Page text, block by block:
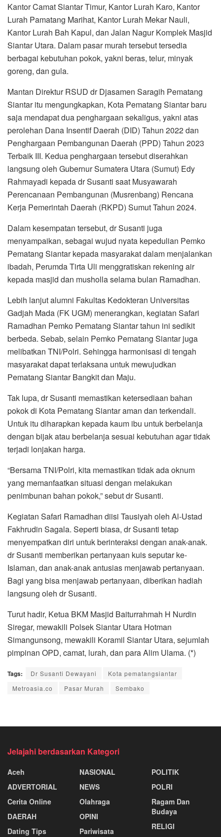
Kantor Camat Siantar Timur, Kantor Lurah Karo, Kantor
Lurah Pamatang Marihat, Kantor Lurah Mekar Nauli,
Kantor Lurah Bah Kapul, dan Jalan Nagur Komplek Masjid
Siantar Utara. Dalam pasar murah tersebut tersedia
berbagai kebutuhan pokok, yakni beras, telur, minyak
goreng, dan gula.
Mantan Direktur RSUD dr Djasamen Saragih Pematang
Siantar itu mengungkapkan, Kota Pematang Siantar baru
saja mendapat dua penghargaan sekaligus, yakni atas
perolehan Dana Insentif Daerah (DID) Tahun 2022 dan
Penghargaan Pembangunan Daerah (PPD) Tahun 2023
Terbaik III. Kedua penghargaan tersebut diserahkan
langsung oleh Gubernur Sumatera Utara (Sumut) Edy
Rahmayadi kepada dr Susanti saat Musyawarah
Perencanaan Pembangunan (Musrenbang) Rencana
Kerja Pemerintah Daerah (RKPD) Sumut Tahun 2024.
Dalam kesempatan tersebut, dr Susanti juga
menyampaikan, sebagai wujud nyata kepedulian Pemko
Pematang Siantar kepada masyarakat dalam menjalankan
ibadah, Perumda Tirta Uli menggratiskan rekening air
kepada masjid dan musholla selama bulan Ramadhan.
Lebih lanjut alumni Fakultas Kedokteran Universitas
Gadjah Mada (FK UGM) menerangkan, kegiatan Safari
Ramadhan Pemko Pematang Siantar tahun ini sedikit
berbeda. Sebab, selain Pemko Pematang Siantar juga
melibatkan TNI/Polri. Sehingga harmonisasi di tengah
masyarakat dapat terlaksana untuk mewujudkan
Pematang Siantar Bangkit dan Maju.
Tak lupa, dr Susanti memastikan ketersediaan bahan
pokok di Kota Pematang Siantar aman dan terkendali.
Untuk itu diharapkan kepada kaum ibu untuk berbelanja
dengan bijak atau berbelanja sesuai kebutuhan agar tidak
terjadi lonjakan harga.
“Bersama TNI/Polri, kita memastikan tidak ada oknum
yang memanfaatkan situasi dengan melakukan
penimbunan bahan pokok,” sebut dr Susanti.
Kegiatan Safari Ramadhan diisi Tausiyah oleh Al-Ustad
Fakhrudin Sagala. Seperti biasa, dr Susanti tetap
menyempatkan diri untuk berinteraksi dengan anak-anak.
dr Susanti memberikan pertanyaan kuis seputar ke-
Islaman, dan anak-anak antusias menjawab pertanyaan.
Bagi yang bisa menjawab pertanyaan, diberikan hadiah
langsung oleh dr Susanti.
Turut hadir, Ketua BKM Masjid Baiturrahmah H Nurdin
Siregar, mewakili Polsek Siantar Utara Hotman
Simangunsong, mewakili Koramil Siantar Utara, sejumlah
pimpinan OPD, camat, lurah, dan para Alim Ulama. (*)
Tags: Dr Susanti Dewayani
Kota pematangsiantar
Metroasia.co
Pasar Murah Sembako
Jelajahi berdasarkan Kategori
Aceh
ADVERTORIAL
Cerita Online
DAERAH
Dating Tips
NASIONAL
NEWS
Olahraga
OPINI
Pariwisata
POLITIK
POLRI
Ragam Dan
Budaya
RELIGI